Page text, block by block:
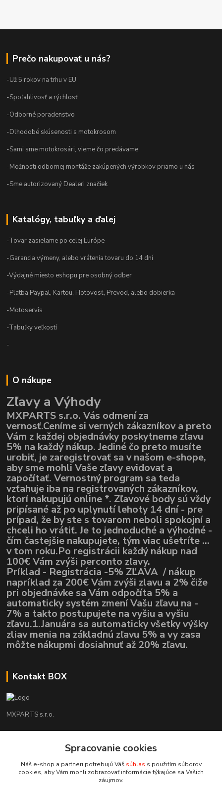
Prečo nakupovať u nás?
-Už 5 rokov na trhu v EU
-Spoľahlivosť a rýchlosť
-Odborné poradenstvo
-Dlhodobé skúsenosti s motokrosom
-Sami sme motokrosári, vieme čo predávame
-Možnosti odbornej montáže zakúpených výrobkov priamo u nás
-Sme autorizovaný Dealeri značiek
Katalógy, tabuľky a ďalej
-Tovar zasielame po celej Európe
-Garancia výmeny, alebo vrátenia tovaru do 14 dní
-Výdajné miesto eshopu pre osobný odber
-Platba Paypal, Kartou, Hotovosť, Prevod, alebo dobierka
-Motoservis
-Tabuľky veľkostí
-
O nákupe
Zľavy a Výhody
MXPARTS s.r.o. Vás odmení za
vernosť.Ceníme si verných zákazníkov a preto
Vám z každej objednávky poskytneme zľavu
5% na každý nákup. Jediné čo preto musíte
urobiť, je zaregistrovať sa v našom e-shope,
aby sme mohli Vaše zľavy evidovať a
započítať. Vernostný program sa teda
vzťahuje iba na registrovaných zákazníkov,
ktorí nakupujú online *. Zľavové body sú vždy
pripísané až po uplynutí lehoty 14 dní - pre
prípad, že by ste s tovarom neboli spokojní a
chceli ho vrátiť. Je to jednoduché a výhodné -
čím častejšie nakupujete, tým viac ušetríte ...
v tom roku.Po registrácii každý nákup nad
100€ Vám zvýši perconto zľavy.
Príklad - Registrácia -5% ZĽAVA / nákup
napríklad za 200€ Vám zvýši zlavu a 2% čiže
pri objednávke sa Vám odpočíta 5% a
automaticky systém zmení Vašu zľavu na -
7% a takto postupujete na vyšiu a vyšiu
zľavu.1.Januára sa automaticky všetky výšky
zliav menia na základnú zľavu 5% a vy zasa
môžte nákupmi dosiahnuť až 20% zľavu.
Kontakt BOX
MXPARTS s.r.o.
+421948260186
motokrossk@gmail.com
Spracovanie cookies
Náš e-shop a partneri potrebujú Váš súhlas s použitím súborov
cookies, aby Vám mohli zobrazovať informácie týkajúce sa Vašich
záujmov.